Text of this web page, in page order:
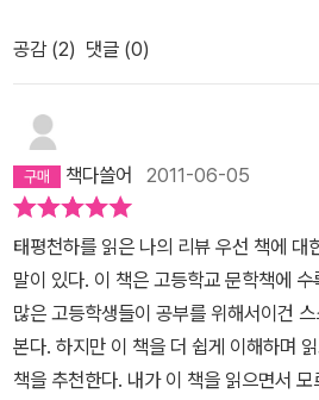
하고 있었지. 돈도 알아서 챙기라고했는
썼단다. 하지만 과부가 되어 윤직원 집에
서울 아씨를 마음에 품고 있었어. 서울
고 있는 것 같지만,전대복 자신도 윤직원
하라고 생각했어. 돈만 있으면 뭐든 할 수
돈을 보호해주는 사람도 있으니 말이
(274-275)“화적패가 있너냐아? 부랑
냐?...... 재산이 있대야 도적놈의 것이요.
넌 다 지나고오…… 자 부아라, 거리거리
사(政事), 오죽이나 좋은 세상이여……
을 하여서, 우리조선놈 보호하여주니,
으니, 그것이 바로 풍자소설이다. 풍자
고 마는 것”이다. 그냥 만다. 그러고 만다.
은 이들이 수두룩 했을 것이다. 이 소설
난다. 지금 우리가 읽기에도 그러한데,
갑갑했을까. 기막힌 표현이 많아 웃고 또
었다는 것으로, 뭔가 자윌 해보자면 나는
꼭꼭 잘 알아들은 것 같았다. 버스에서,
옛 어휘들이 조금은 신경 쓰였지마는 -
직원 영감 흉내도 내가면서, 종수 흉내도
도 조금씩 바꿔가면서, 태식이 따라 천치
고 싶은 경손이도 흉내내보고, 하여튼 요
읽었던 것이다. 그 때에 이런 소설을 - 도
람들의 리뷰를 보면, 윤직원 영감에 대해
둔한다는 비난 일색이다.하지만, 난 그렇
무 없어 가난했었고, 어쩌다가 돈이 생겨
늘 도적떼와 화적패들에게 돈을 뺏겼는
들이 도적들을 잡아다가 감옥에 가두는
로 지지했다.... 그게 비난받을 일은 아니
기 가문의 무식함으로 인해... 손자들을
을 주기는 했지만... 손자는 늘 주지육림
희망이었던 둘째 손자... 경찰서장이 되
의 돈을 빼앗는 불한당패, 사회주의자가
의 치하에서 태평성대를 누리는데( 윤직
해 보면... 영감 개인에게 있어서 일본 치
공감 (2) 댓글 (0)
책다쓸어 2011-06-05
태평천하를 읽은 나의 리뷰 우선 책에 대
말이 있다. 이 책은 고등학교 문학책에
많은 고등학생들이 공부를 위해서이건
본다. 하지만 이 책을 더 쉽게 이해하며
책을 추천한다. 내가 이 책을 읽으면서